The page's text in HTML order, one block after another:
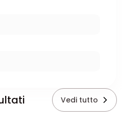
Vedi tutto